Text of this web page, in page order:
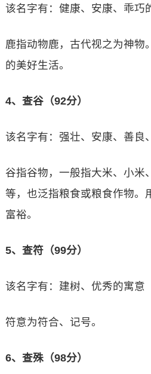
该名字有：健康、安康、乖巧
鹿指动物鹿，古代视之为神物
的美好生活。
4、查谷（92分）
该名字有：强壮、安康、善良
谷指谷物，一般指大米、小米
等，也泛指粮食或粮食作物。
富裕。
5、查符（99分）
该名字有：建树、优秀的寓意
符意为符合、记号。
6、查殊（98分）